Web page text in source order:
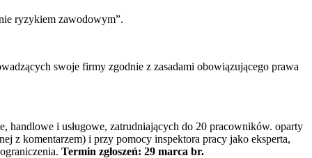
ryzykiem zawodowym”.
swoje firmy zgodnie z zasadami obowiązującego prawa
handlowe i usługowe, zatrudniających do 20 pracowników. oparty
z komentarzem) i przy pomocy inspektora pracy jako eksperta,
Termin zgłoszeń: 29 marca br.